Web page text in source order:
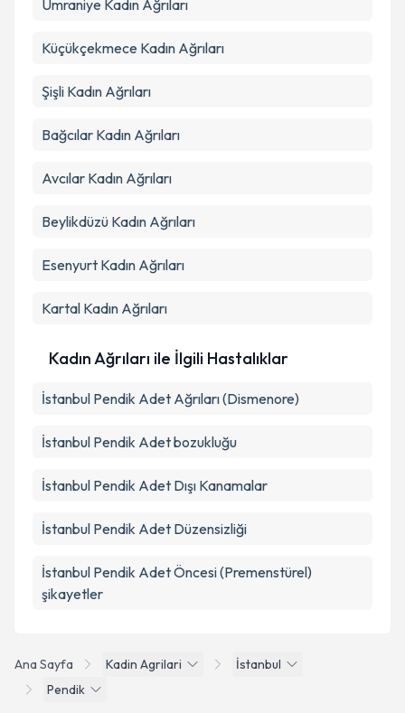
Ana Sayfa Kadin Agrilari
İstanbul
Pendik
Ümraniye Kadın Ağrıları
Küçükçekmece Kadın Ağrıları
Şişli Kadın Ağrıları
Bağcılar Kadın Ağrıları
Avcılar Kadın Ağrıları
Beylikdüzü Kadın Ağrıları
Esenyurt Kadın Ağrıları
Kartal Kadın Ağrıları
Kadın Ağrıları ile İlgili Hastalıklar
İstanbul Pendik Adet Ağrıları (Dismenore)
İstanbul Pendik Adet bozukluğu
İstanbul Pendik Adet Dışı Kanamalar
İstanbul Pendik Adet Düzensizliği
İstanbul Pendik Adet Öncesi (Premenstürel)
şikayetler